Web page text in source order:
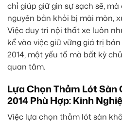
chỉ giúp giữ gìn sự sạch sẽ,
nguyên bản khỏi bị mài mòn,
Việc duy trì nội thất xe luôn
kể vào việc giữ vững giá trị
2014, một yếu tố mà bất kỳ
quan tâm.
Lựa Chọn Thảm Lót
2014 Phù Hợp: Kinh
Việc lựa chọn thảm lót sàn